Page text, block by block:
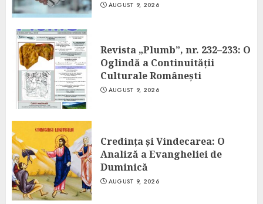
AUGUST 9, 2026
Revista „Plumb”, nr. 232–233: O
Oglindă a Continuității
Culturale Românești
AUGUST 9, 2026
Credința și Vindecarea: O
Analiză a Evangheliei de
Duminică
AUGUST 9, 2026